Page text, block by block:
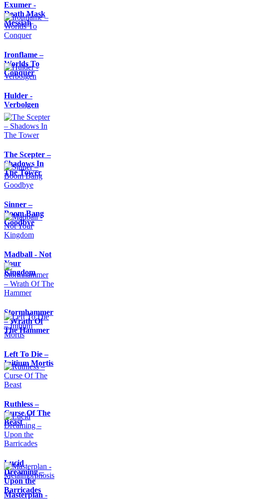
Exumer -
Death Mask
Messiah
Ironflame –
Worlds To
Conquer
Hulder -
Verbolgen
The Scepter –
Shadows In
The Tower
Sinner –
Boom Bang
Goodbye
Madball - Not
Your
Kingdom
Stormhammer
– Wrath Of
The Hammer
Left To Die –
Initium Mortis
Ruthless –
Curse Of The
Beast
Lucid
Dreaming –
Upon the
Barricades
Masterplan -